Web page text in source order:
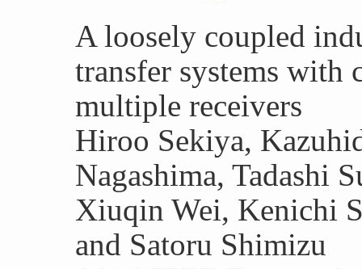
A loosely coupled
transfer systems with
multiple receivers
Hiroo Sekiya,
Nagashima, Tadashi
Xiuqin Wei, Kenichi
and Satoru Shimizu